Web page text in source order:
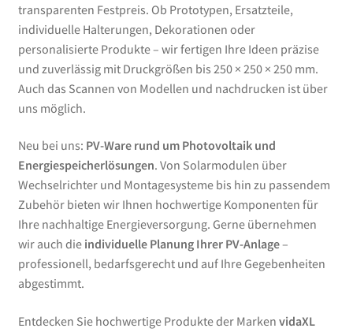
transparenten Festpreis. Ob Prototypen, Ersatzteile,
individuelle Halterungen, Dekorationen oder
personalisierte Produkte – wir fertigen Ihre Ideen präzise
und zuverlässig mit Druckgrößen bis 250 × 250 × 250 mm.
Auch das Scannen von Modellen und nachdrucken ist über
uns möglich.
Neu bei uns: PV-Ware rund um Photovoltaik und
Energiespeicherlösungen. Von Solarmodulen über
Wechselrichter und Montagesysteme bis hin zu passendem
Zubehör bieten wir Ihnen hochwertige Komponenten für
Ihre nachhaltige Energieversorgung. Gerne übernehmen
wir auch die individuelle Planung Ihrer PV-Anlage–
professionell, bedarfsgerecht und auf Ihre Gegebenheiten
abgestimmt.
Entdecken Sie hochwertige Produkte der Marken vidaXL